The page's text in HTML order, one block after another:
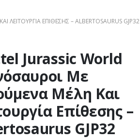
ΛΕΙΤΟΥΡΓΊΑ ΕΠΊΘΕΣΗΣ – ALBERTOSAURUS GJP32
Jurassic World
Με
Μέλη Και
Επίθεσης –
GJP32